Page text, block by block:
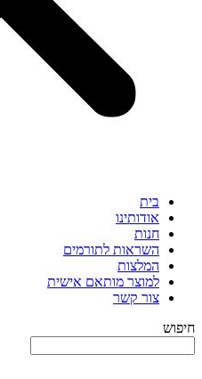
בית
אודותינו
חנות
השראות לתורמים
המלצות
למוצר מותאם אישית
צור קשר
חיפוש